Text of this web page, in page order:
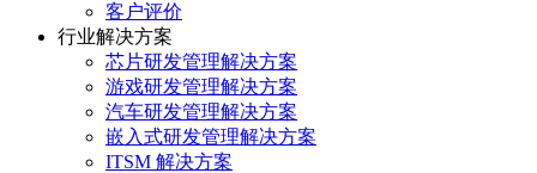
客户评价
行业解决方案
芯片研发管理解决方案
游戏研发管理解决方案
汽车研发管理解决方案
嵌入式研发管理解决方案
ITSM 解决方案